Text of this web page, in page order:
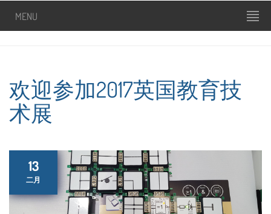
MENU
欢迎参加2017英国教育技
术展
13
二月